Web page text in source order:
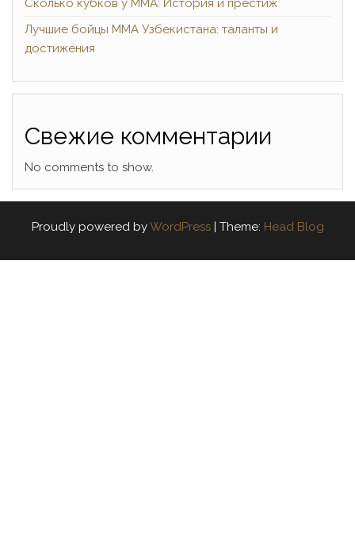
Сколько кубков у ММА: История и престиж
Лучшие бойцы ММА Узбекистана: таланты и
достижения
Свежие комментарии
No comments to show.
Proudly powered byWordPress | Theme: Head Blog